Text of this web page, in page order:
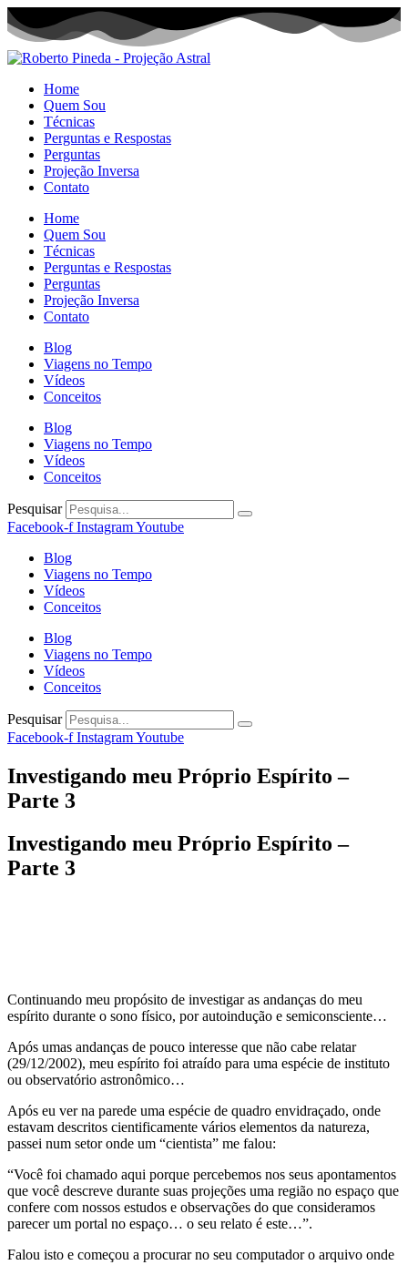
Home
Quem Sou
Técnicas
Perguntas e Respostas
Perguntas
Projeção Inversa
Contato
Home
Quem Sou
Técnicas
Perguntas e Respostas
Perguntas
Projeção Inversa
Contato
Blog
Viagens no Tempo
Vídeos
Conceitos
Blog
Viagens no Tempo
Vídeos
Conceitos
Pesquisar
Facebook-f InstagramYoutube
Blog
Viagens no Tempo
Vídeos
Conceitos
Blog
Viagens no Tempo
Vídeos
Conceitos
Pesquisar
Facebook-f InstagramYoutube
Investigando meu Próprio Espírito –
Parte 3
Investigando meu Próprio Espírito –
Parte 3
Continuando meu propósito de investigar as andanças do meu
espírito durante o sono físico, por autoindução e semiconsciente…
Após umas andanças de pouco interesse que não cabe relatar
(29/12/2002), meu espírito foi atraído para uma espécie de instituto
ou observatório astronômico…
Após eu ver na parede uma espécie de quadro envidraçado, onde
estavam descritos cientificamente vários elementos da natureza,
passei num setor onde um “cientista” me falou:
“Você foi chamado aqui porque percebemos nos seus apontamentos
que você descreve durante suas projeções uma região no espaço que
confere com nossos estudos e observações do que consideramos
parecer um portal no espaço… o seu relato é este…”.
Falou isto e começou a procurar no seu computador o arquivo onde